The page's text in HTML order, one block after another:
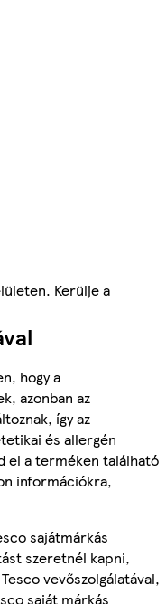
Kerülje a
hogy a
azonban az
így az
és allergén
el a terméken található
információkra,
sajátmárkás
szeretnél kapni,
vevőszolgálatával,
saját márkás